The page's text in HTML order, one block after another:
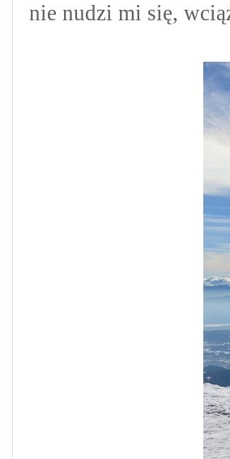
nie nudzi mi się,